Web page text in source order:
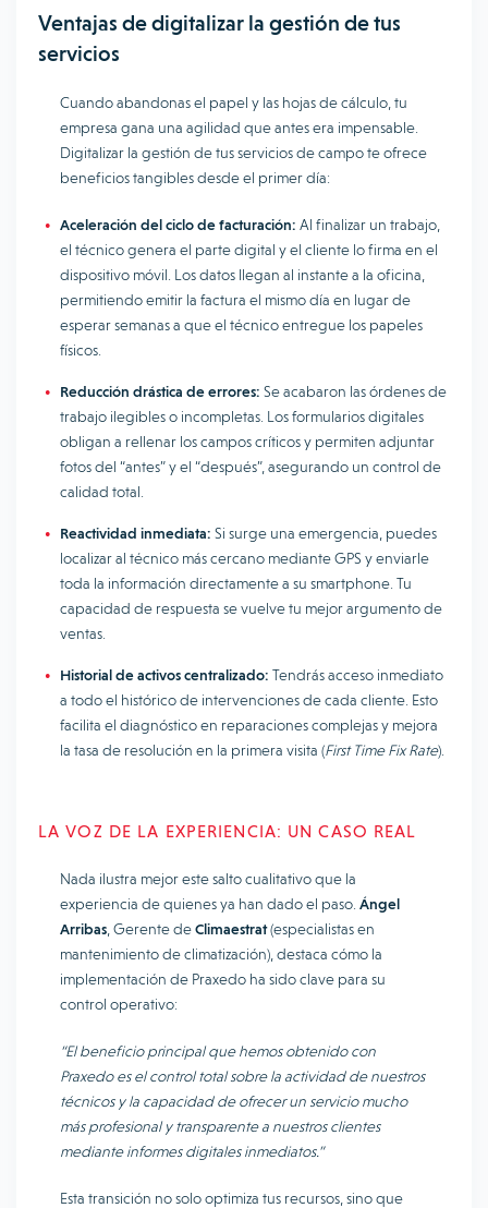
Ventajas de digitalizar la gestión de tus
servicios
Cuando abandonas el papel y las hojas de cálculo, tu
empresa gana una agilidad que antes era impensable.
Digitalizar la gestión de tus servicios de campo te ofrece
beneficios tangibles desde el primer día:
Aceleración del ciclo de facturación: Al finalizar un trabajo,
el técnico genera el parte digital y el cliente lo firma en el
dispositivo móvil. Los datos llegan al instante a la oficina,
permitiendo emitir la factura el mismo día en lugar de
esperar semanas a que el técnico entregue los papeles
físicos.
Reducción drástica de errores: Se acabaron las órdenes de
trabajo ilegibles o incompletas. Los formularios digitales
obligan a rellenar los campos críticos y permiten adjuntar
fotos del “antes” y el “después”, asegurando un control de
calidad total.
Reactividad inmediata: Si surge una emergencia, puedes
localizar al técnico más cercano mediante GPS y enviarle
toda la información directamente a su smartphone. Tu
capacidad de respuesta se vuelve tu mejor argumento de
ventas.
Historial de activos centralizado: Tendrás acceso inmediato
a todo el histórico de intervenciones de cada cliente. Esto
facilita el diagnóstico en reparaciones complejas y mejora
la tasa de resolución en la primera visita (First Time Fix Rate).
LA VOZ DE LA EXPERIENCIA: UN CASO REAL
Nada ilustra mejor este salto cualitativo que la
experiencia de quienes ya han dado el paso. Ángel
Arribas , Gerente deClimaestrat(especialistas en
mantenimiento de climatización), destaca cómo la
implementación de Praxedo ha sido clave para su
control operativo:
“El beneficio principal que hemos obtenido con
Praxedo es el control total sobre la actividad de nuestros
técnicos y la capacidad de ofrecer un servicio mucho
más profesional y transparente a nuestros clientes
mediante informes digitales inmediatos.”
Esta transición no solo optimiza tus recursos, sino que